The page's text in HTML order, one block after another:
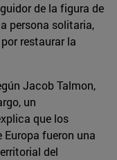
de la figura de
persona solitaria,
restaurar la
Jacob Talmon,
un
que los
fueron una
del